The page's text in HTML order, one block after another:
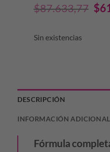
$87.633,77 El
$
Sin existencias
DESCRIPCIÓN
INFORMACIÓN ADICIONAL
Fórmula